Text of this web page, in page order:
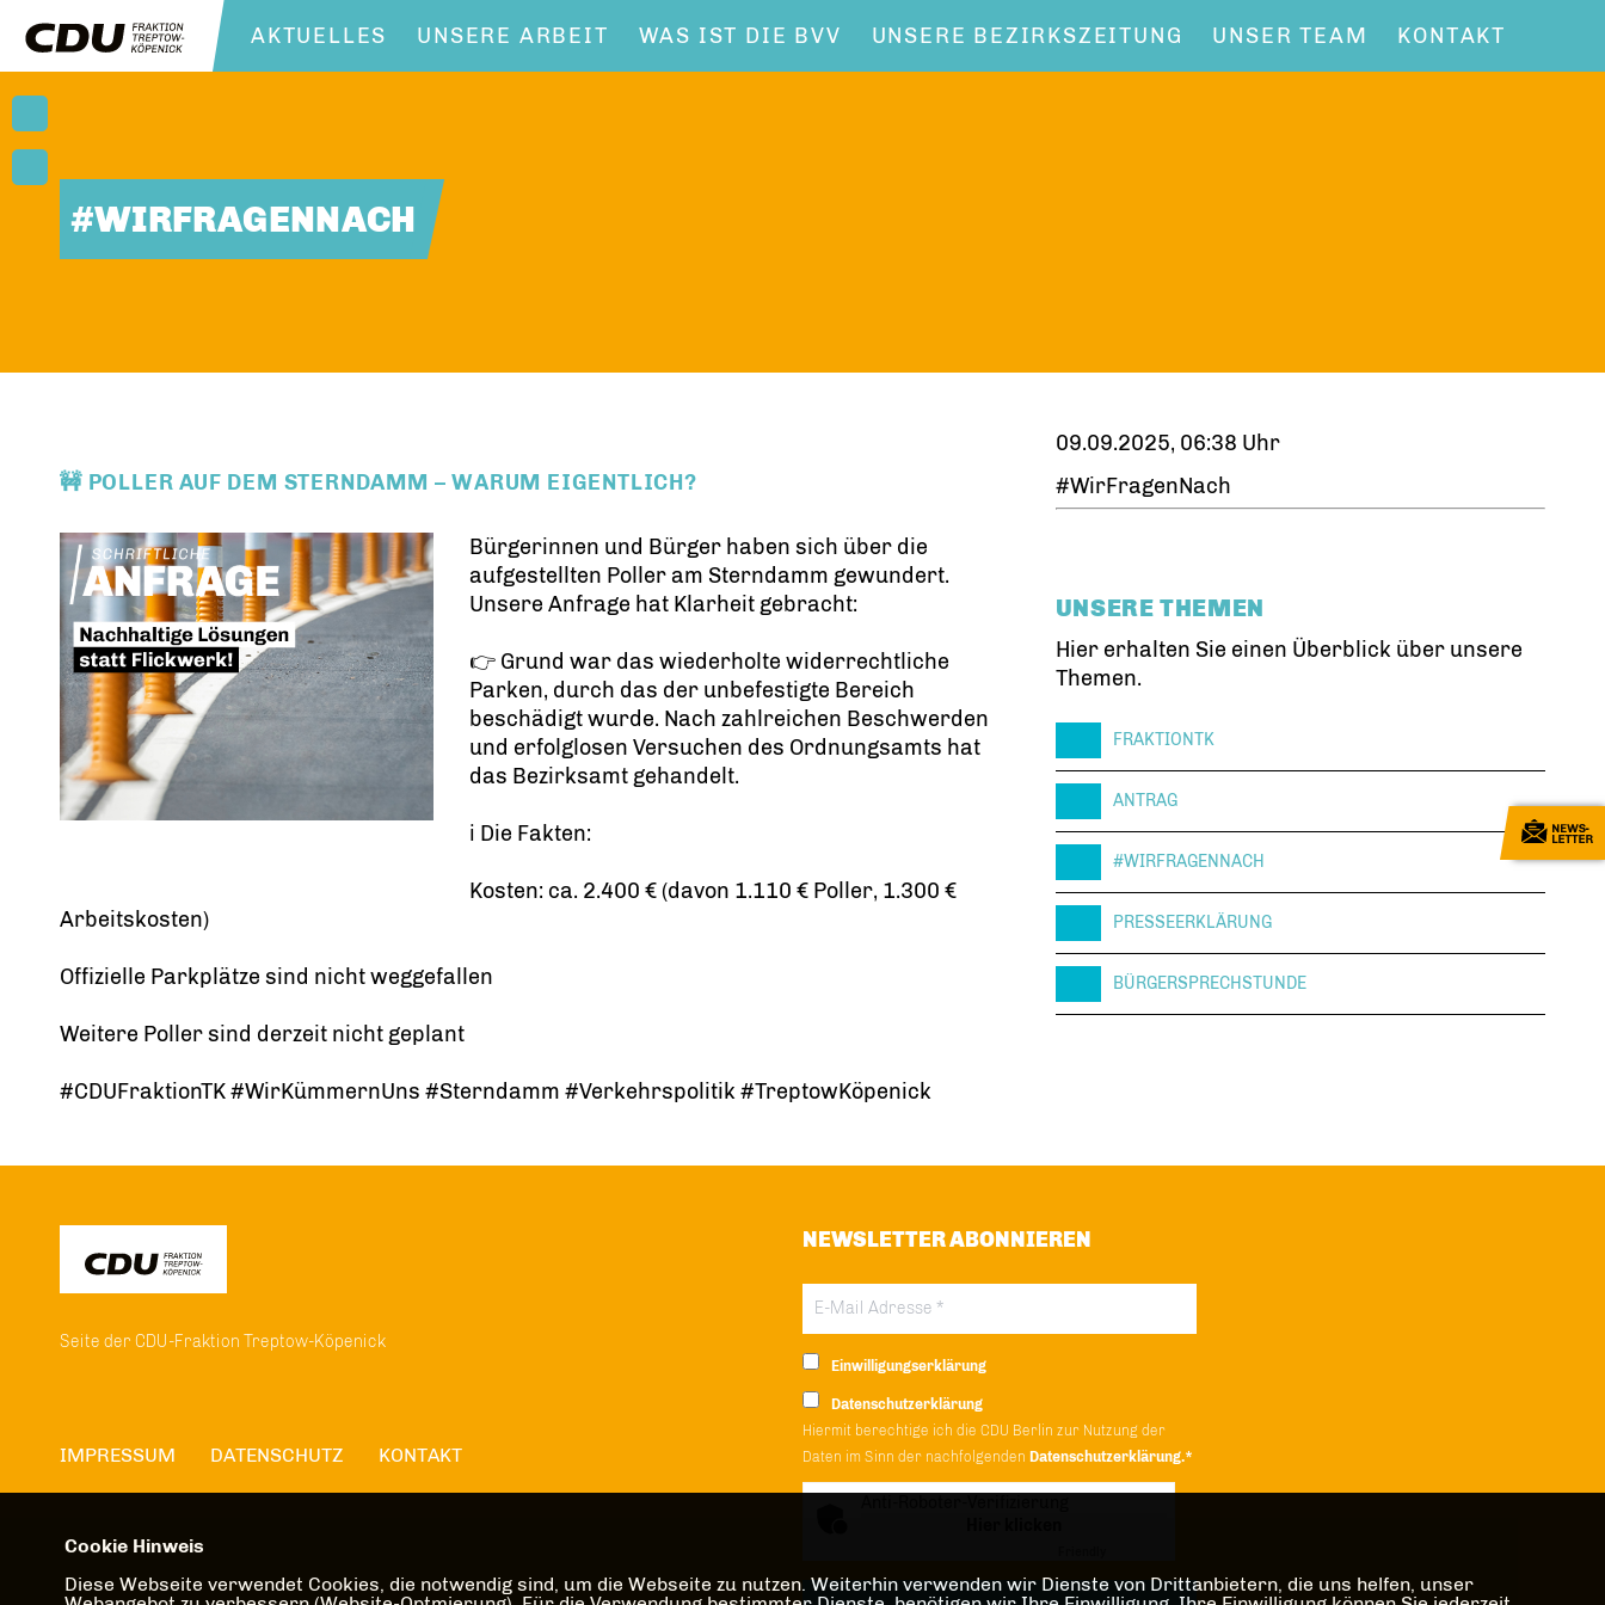
AKTUELLES UNSERE ARBEIT WAS IST DIE BVV UNSERE BEZIRKSZEITUNG UNSER TEAM KONTAKT
#WIRFRAGENNACH
🚧 POLLER AUF DEM STERNDAMM – WARUM EIGENTLICH?
Bürgerinnen und Bürger haben sich über die
aufgestellten Poller am Sterndamm gewundert.
Unsere Anfrage hat Klarheit gebracht:
👉 Grund war das wiederholte widerrechtliche
Parken, durch das der unbefestigte Bereich
beschädigt wurde. Nach zahlreichen Beschwerden
und erfolglosen Versuchen des Ordnungsamts hat
das Bezirksamt gehandelt.
ℹ️ Die Fakten:
Kosten: ca. 2.400 € (davon 1.110 € Poller, 1.300
Arbeitskosten)
Offizielle Parkplätze sind nicht weggefallen
Weitere Poller sind derzeit nicht geplant
#CDUFraktionTK #WirKümmernUns #Sterndamm #Verkehrspolitik #TreptowKöpenick
09.09.2025, 06:38 Uhr
#WirFragenNach
UNSERE THEMEN
Hier erhalten Sie einen Überblick über unsere
Themen.
FRAKTIONTK
ANTRAG
#WIRFRAGENNACH
PRESSEERKLÄRUNG
BÜRGERSPRECHSTUNDE
Seite der CDU-Fraktion Treptow-Köpenick
IMPRESSUM DATENSCHUTZ KONTAKT
NEWSLETTER ABONNIEREN
Einwilligungserklärung
Datenschutzerklärung
Hiermit berechtige ich die CDU Berlin zur Nutzung der
Daten im Sinn der nachfolgenden Datenschutzerklärung.*
Cookie Hinweis
Diese Webseite verwendet Cookies, die notwendig sind, um die Webseite zu nutzen. Weiterhin verwenden wir Dienste von Drittanbietern, die uns helfen, unser